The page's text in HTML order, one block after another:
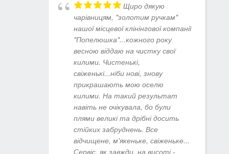
Щиро дякую
чарівницям, "золотим ручкам"
нашої місцевої клінінгової компанії
"Попелюшка"...кожного року
весною віддаю на чистку свої
килими. Чистенькі,
свіженькі...ніби нові, знову
прикрашають мою оселю
килими. На такий результат
навіть не очікувала, бо були
плями великі та дрібні досить
стійких забруднень. Все
відчищене, м'якеньке, свіженьке...
Сервіс, як завжди, на висоті -